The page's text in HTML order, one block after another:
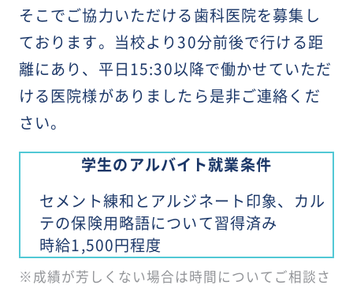
そこでご協力いただける歯科医院を募集し
ております。当校より30分前後で行ける距
離にあり、平日15:30以降で働かせていただ
ける医院様がありましたら是非ご連絡くだ
さい。
学生のアルバイト就業条件
セメント練和とアルジネート印象、カル
テの保険用略語について習得済み
時給1,500円程度
※成績が芳しくない場合は時間についてご相談さ